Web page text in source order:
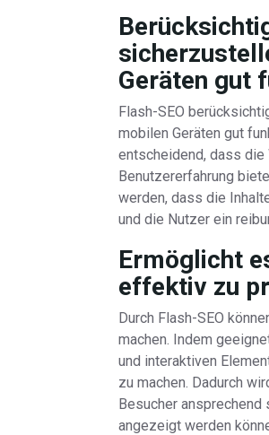
Geräten gut
Flash-SEO
mobilen Geräten gut
entscheidend, dass
Benutzererfahrung
werden, dass die
und die Nutzer ein
Ermöglicht
effektiv zu
Durch Flash-SEO
machen. Indem
und interaktiven
zu machen. Dadurch
Besucher ansprechend
angezeigt werden